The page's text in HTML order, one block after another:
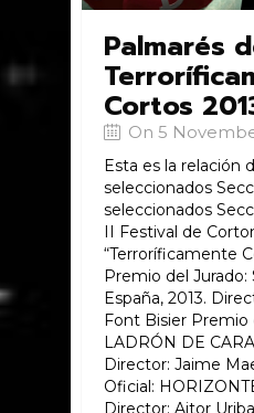
Palmarés
Cortos
On 5
Esta es la relación
seleccionados
seleccionados
II Festival de
“Terroríficamente
Premio del Jurado:
España, 2013.
Font Bisier Premio
LADRÓN DE
Director: Jaime
Oficial:
Director: Aitor